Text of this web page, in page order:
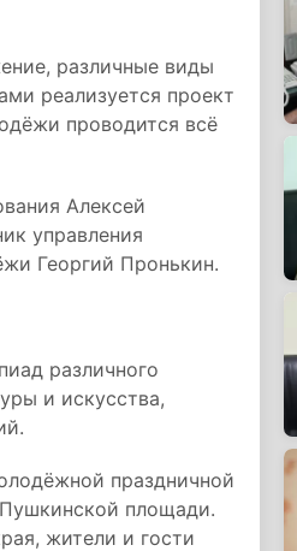
различные виды
реализуется проект
проводится всё
Алексей
управления
Георгий Пронькин.
различного
и искусства,
праздничной
площади.
жители и гости